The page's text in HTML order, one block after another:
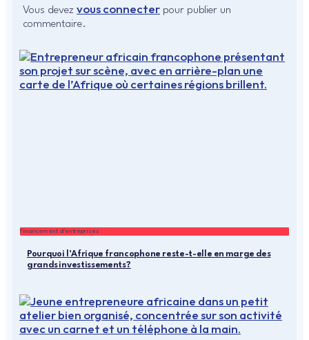
Vous devez vous connecter pour publier un
commentaire.
Financement d'entreprises
Pourquoi l’Afrique francophone reste-t-elle en marge des
grands investissements?